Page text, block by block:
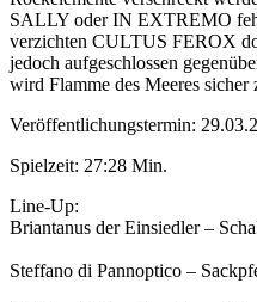
SALLY oder IN EXTREMO
verzichten CULTUS FEROX
jedoch aufgeschlossen
wird Flamme des Meeres sicher
Veröffentlichungstermin:
Spielzeit: 27:28 Min.
Line-Up:
Briantanus der Einsiedler –
Steffano di Pannoptico –